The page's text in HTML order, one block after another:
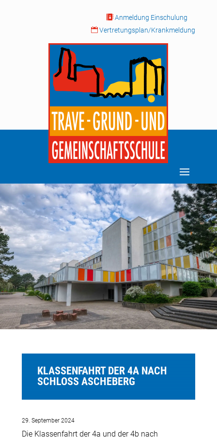
 Anmeldung Einschulung
 Vertretungsplan/Krankmeldung
KLASSENFAHRT DER 4A NACH
SCHLOSS ASCHEBERG
29. September 2024
Die Klassenfahrt der 4a und der 4b nach